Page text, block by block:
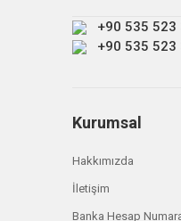
Bu ürüne
+90 535 523
+90 535 523
Kurumsal
Hakkımızda
İletişim
Banka Hesap